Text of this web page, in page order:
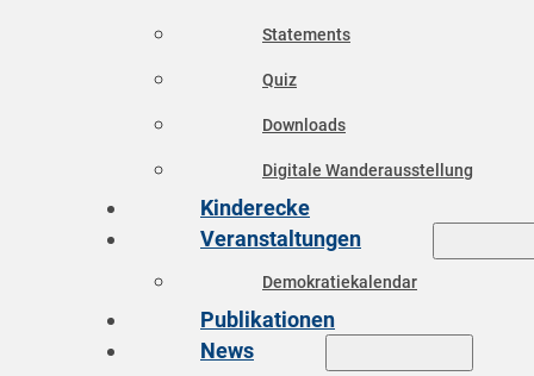
Statements
Quiz
Downloads
Digitale Wanderausstellung
Kinderecke
Veranstaltungen
Demokratiekalendar
Publikationen
News